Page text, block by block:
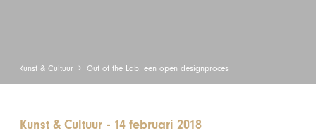
Kunst & Cultuur Out of the Lab: een open designproces
Kunst & Cultuur - 14 februari 2018